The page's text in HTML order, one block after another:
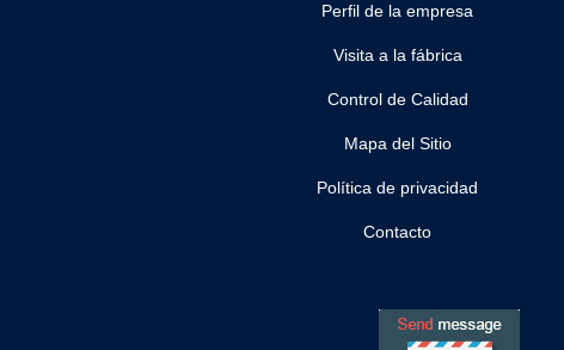
Perfil de la empresa
Visita a la fábrica
Control de Calidad
Mapa del Sitio
Política de privacidad
Contacto